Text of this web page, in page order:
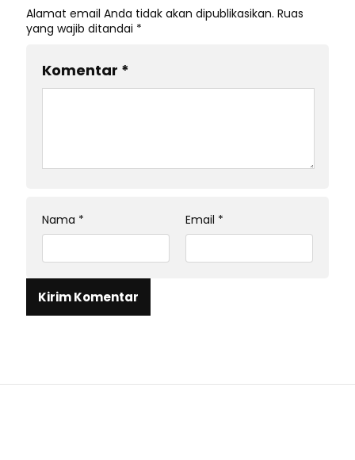
Alamat email Anda tidak akan dipublikasikan. Ruas
yang wajib ditandai *
Komentar *
Nama * Email *